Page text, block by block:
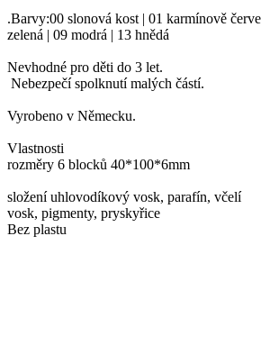
.Barvy:00 slonová kost | 01 karmínově
zelená | 09 modrá | 13 hnědá
Nevhodné pro děti do 3 let.
Nebezpečí spolknutí malých částí.
Vyrobeno v Německu.
Vlastnosti
rozměry 6 blocků 40*100*6mm
složení uhlovodíkový vosk, parafín, včelí
vosk, pigmenty, pryskyřice
Bez plastu